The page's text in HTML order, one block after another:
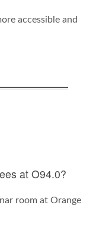
accessible and
at O94.0?
room at Orange